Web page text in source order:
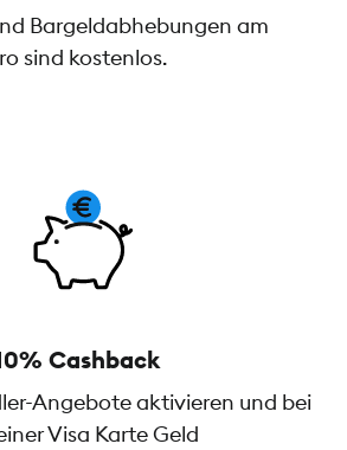
Bargeldabhebungen am
sind kostenlos.
Cashback
Angebote aktivieren und bei
Visa Karte Geld